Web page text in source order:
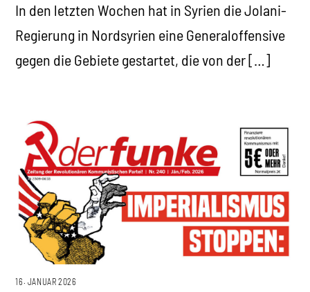
In den letzten Wochen hat in Syrien die Jolani-
Regierung in Nordsyrien eine Generaloffensive
gegen die Gebiete gestartet, die von der […]
16. JANUAR 2026